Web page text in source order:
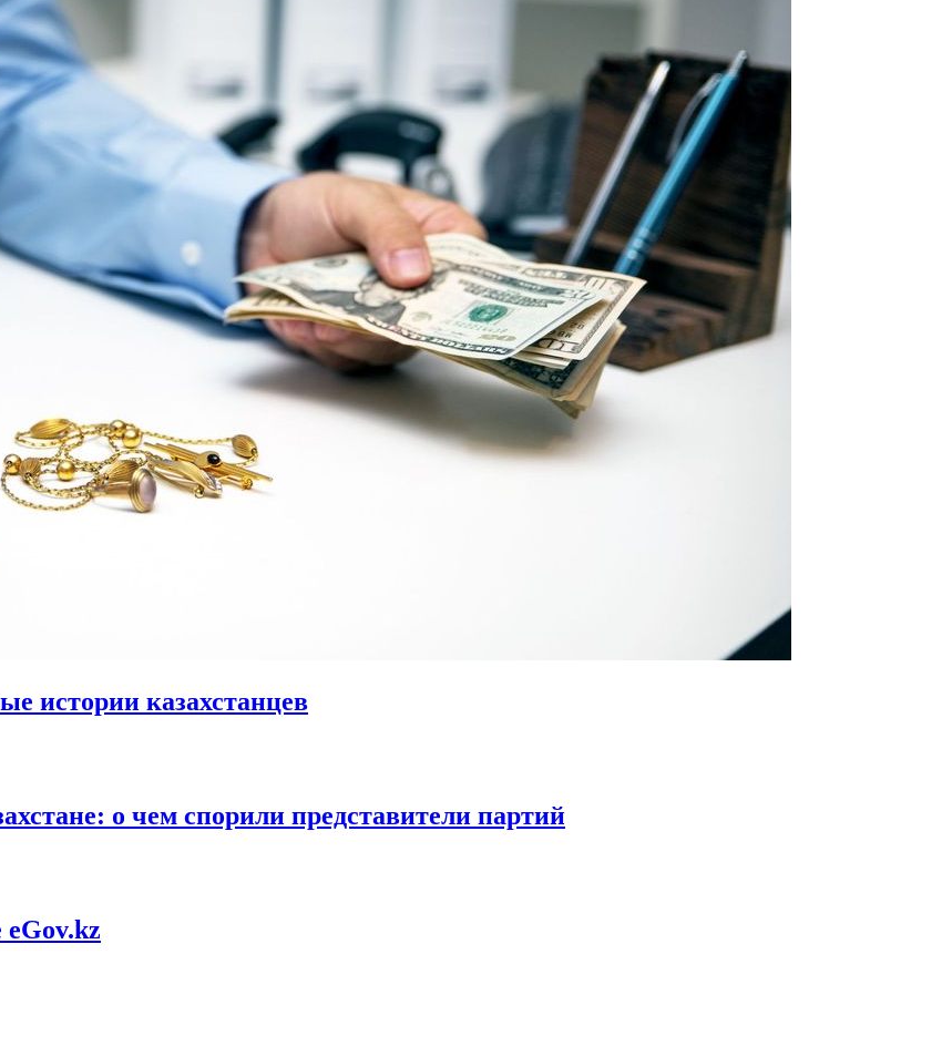
истории казахстанцев
о чем спорили представители партий
eGov.kz